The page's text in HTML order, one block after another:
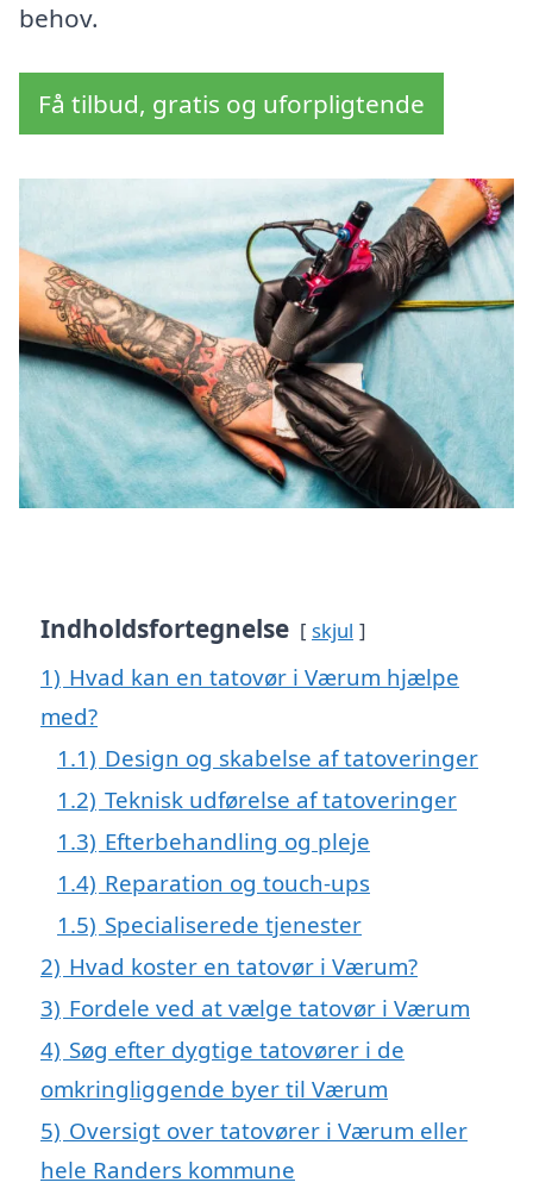
behov.
Få tilbud, gratis og uforpligtende
Indholdsfortegnelse skjul
1) Hvad kan en tatovør i Værum hjælpe
med?
1.1) Design og skabelse af tatoveringer
1.2) Teknisk udførelse af tatoveringer
1.3) Efterbehandling og pleje
1.4) Reparation og touch-ups
1.5) Specialiserede tjenester
2) Hvad koster en tatovør i Værum?
3) Fordele ved at vælge tatovør i Værum
4) Søg efter dygtige tatovører i de
omkringliggende byer til Værum
5) Oversigt over tatovører i Værum eller
hele Randers kommune